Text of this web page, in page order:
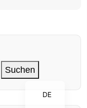
Suchen
DE